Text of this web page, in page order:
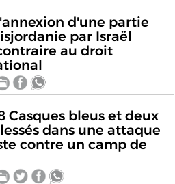
d'une partie
par Israël
au droit
Casques bleus et deux
dans une attaque
contre un camp de